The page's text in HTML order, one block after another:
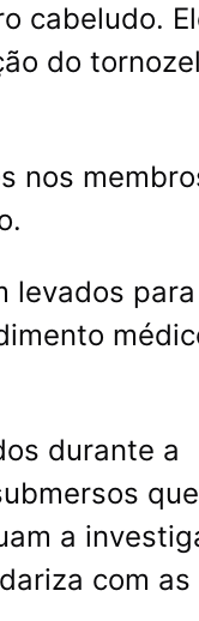
cabeludo.
do
nos
levados
durante a
que
a
com as